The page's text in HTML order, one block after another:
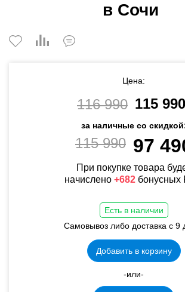
в Сочи
Цена:
116 990 115 990
за наличные со
115 990 97
При покупке товара
начислено +682 бонусных
Есть в наличии
Самовывоз либо доставка с 9
Добавить в корзину
-или-